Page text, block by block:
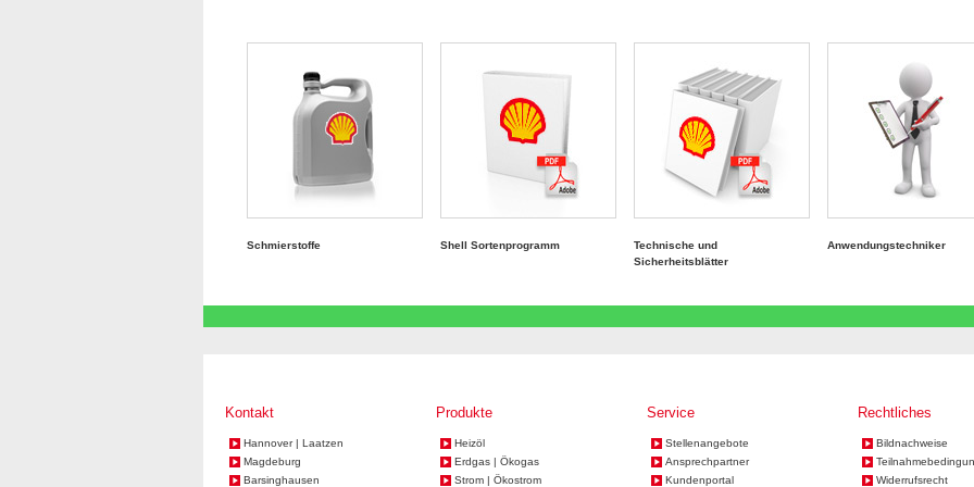
Schmierstoffe Shell Sortenprogramm
Technische und
Sicherheitsblätter
Anwendungstechniker
Kontakt
Hannover | Laatzen
Magdeburg
Barsinghausen
Produkte
Heizöl
Erdgas | Ökogas
Strom | Ökostrom
Service
Stellenangebote
Ansprechpartner
Kundenportal
Rechtliches
Bildnachweise
Widerrufsrecht